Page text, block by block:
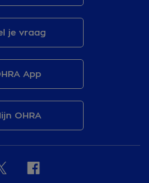
je vraag
App
OHRA